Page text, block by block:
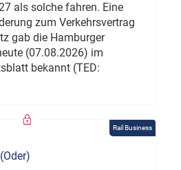
als solche fahren. Eine
zum Verkehrsvertrag
gab die Hamburger
(07.08.2026) im
bekannt (TED:
Rail Business